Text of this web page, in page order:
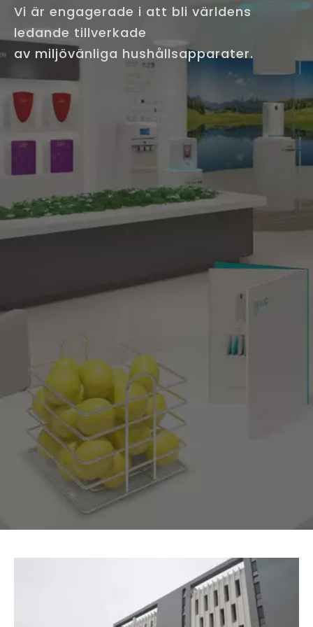
Vi är engagerade i att bli världens
ledande tillverkade
av miljövänliga hushållsapparater.